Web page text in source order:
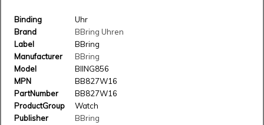
Binding
Uhr
Brand
BBring Uhren
Label
BBring
Manufacturer
BBring
Model
BIING856
MPN
BB827W16
PartNumber
BB827W16
ProductGroup
Watch
Publisher
BBring